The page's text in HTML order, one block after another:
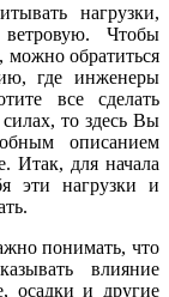
нагрузки,
Чтобы
можно обратиться
где инженеры
все сделать
то здесь Вы
описанием
Итак, для начала
эти нагрузки и
понимать, что
влияние
осадки и другие